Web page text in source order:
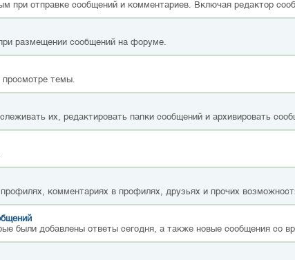
при отправке сообщений и комментариев. Включая редактор
размещении сообщений на форуме.
просмотре темы.
их, редактировать папки сообщений и архивировать
комментариях в профилях, друзьях и прочих
были добавлены ответы сегодня, а также новые сообщения со